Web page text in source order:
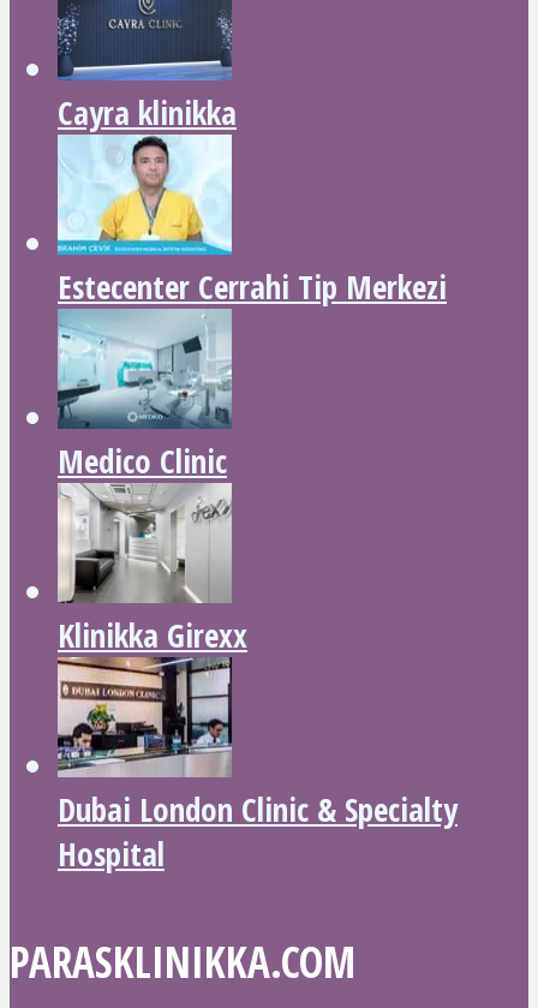
Cayra klinikka
Estecenter Cerrahi Tip Merkezi
Medico Clinic
Klinikka Girexx
Dubai London Clinic & Specialty
Hospital
PARASKLINIKKA.COM